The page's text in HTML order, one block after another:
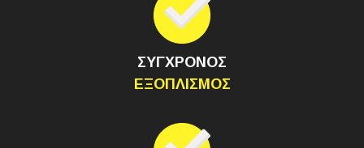
ΣΥΓΧΡΟΝΟΣ
ΕΞΟΠΛΙΣΜΟΣ